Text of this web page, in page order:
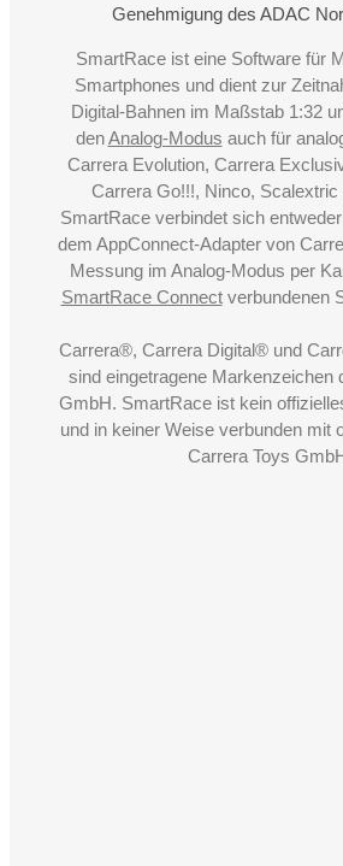
Genehmigung des ADAC
SmartRace ist eine Software für
Smartphones und dient zur
Digital-Bahnen im Maßstab 1:32
denAnalog-Modus auch für
Carrera Evolution, Carrera
Carrera Go!!!, Ninco, Scalextric
SmartRace verbindet sich
dem AppConnect-Adapter von
Messung im Analog-Modus per
SmartRace Connectverbundenen
Carrera®, Carrera Digital® und
sind eingetragene Markenzeichen
GmbH. SmartRace ist kein
und in keiner Weise verbunden mit
Carrera Toys